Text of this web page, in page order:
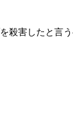
殺害したと言